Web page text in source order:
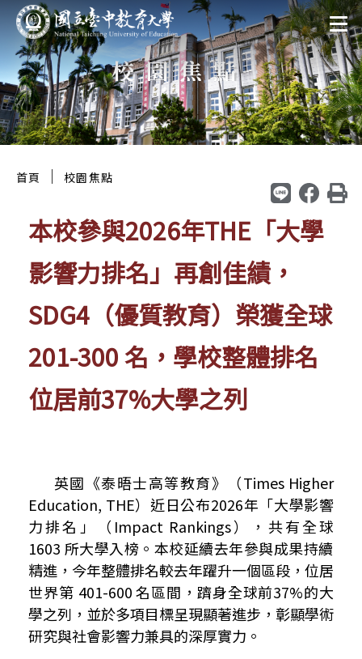
跳
至
主
要
區
:::
校園焦點
首頁 ｜ 校園焦點
本校參與2026年THE「大學
影響力排名」再創佳績，
SDG4（優質教育）榮獲全球
201-300 名，學校整體排名
位居前37%大學之列
英國《泰晤士高等教育》（Times Higher
Education, THE）近日公布2026年「大學影響
力排名」（Impact Rankings），共有全球
1603 所大學入榜。本校延續去年參與成果持續
精進，今年整體排名較去年躍升一個區段，位居
世界第 401-600名區間，躋身全球前37%的大
學之列，並於多項目標呈現顯著進步，彰顯學術
研究與社會影響力兼具的深厚實力。